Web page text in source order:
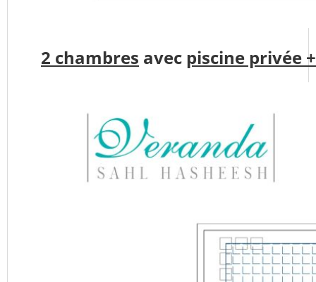
2 chambres avec piscine privée